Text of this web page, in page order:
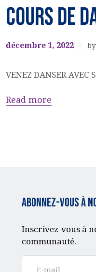
EVENEMENTS
CULTURELS
COURS DE
décembre 1, 2022
VENEZ DANSER
Read more
Abonnez-vous à
Inscrivez-vous à
communauté.